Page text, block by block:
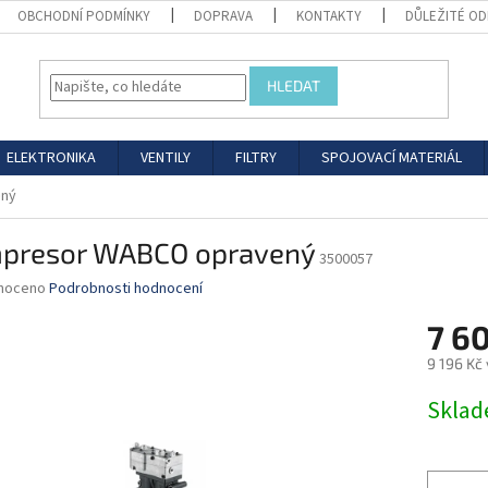
OBCHODNÍ PODMÍNKY DOPRAVA KONTAKTY DŮLEŽITÉ
HLEDAT
ELEKTRONIKA VENTILY FILTRY SPOJOVACÍ MATERIÁL
WABCO opravený 3500057
Podrobnosti hodnocení
7
9 196 Kč
cena: